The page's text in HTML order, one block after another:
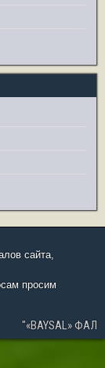
сайта,
просим
"«BAYSAL» ФАЛ